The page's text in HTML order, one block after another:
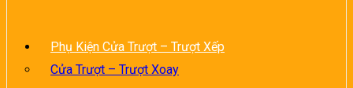
Phụ Kiện Cửa Trượt – Trượt Xếp
Cửa Trượt – Trượt Xoay